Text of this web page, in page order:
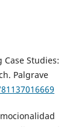
Case Studies:
Palgrave